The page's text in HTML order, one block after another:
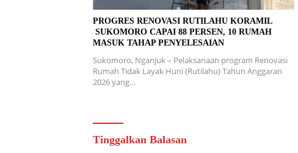
PROGRES RENOVASI RUTILAHU KORAMIL
SUKOMORO CAPAI 88 PERSEN, 10 RUMAH
MASUK TAHAP PENYELESAIAN
Sukomoro, Nganjuk – Pelaksanaan program Renovasi
Rumah Tidak Layak Huni (Rutilahu) Tahun Anggaran
2026 yang…
Tinggalkan Balasan